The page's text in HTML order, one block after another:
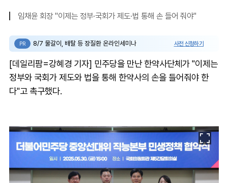
임채윤 회장 "이제는 정부·국회가 제도·법 통해 손 들어 줘야"
PR 8/7 물갈이, 배탈 등 장질환 온라인세미나 사전 신청하기
[데일리팜=강혜경 기자] 민주당을 만난 한약사단체가 "이제는
정부와 국회가 제도와 법을 통해 한약사의 손을 들어줘야 한
다"고 촉구했다.